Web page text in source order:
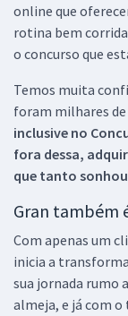
online que
rotina bem
o concurso que
Temos muita
foram milhares
inclusive no
fora dessa,
que tanto
Gran também
Com apenas um
inicia a
sua jornada rumo
almeja, e já com